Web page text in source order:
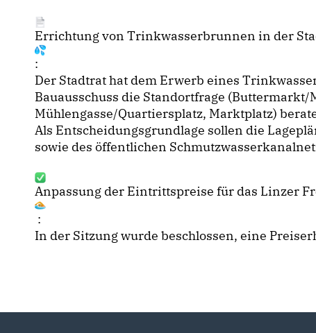
Errichtung von Trinkwasserbrunnen in der
:
Der Stadtrat hat dem Erwerb eines
Bauausschuss die Standortfrage
Mühlengasse/Quartiersplatz, Marktplatz)
Als Entscheidungsgrundlage sollen die
sowie des öffentlichen
Anpassung der Eintrittspreise für das Linzer
:
In der Sitzung wurde beschlossen, eine